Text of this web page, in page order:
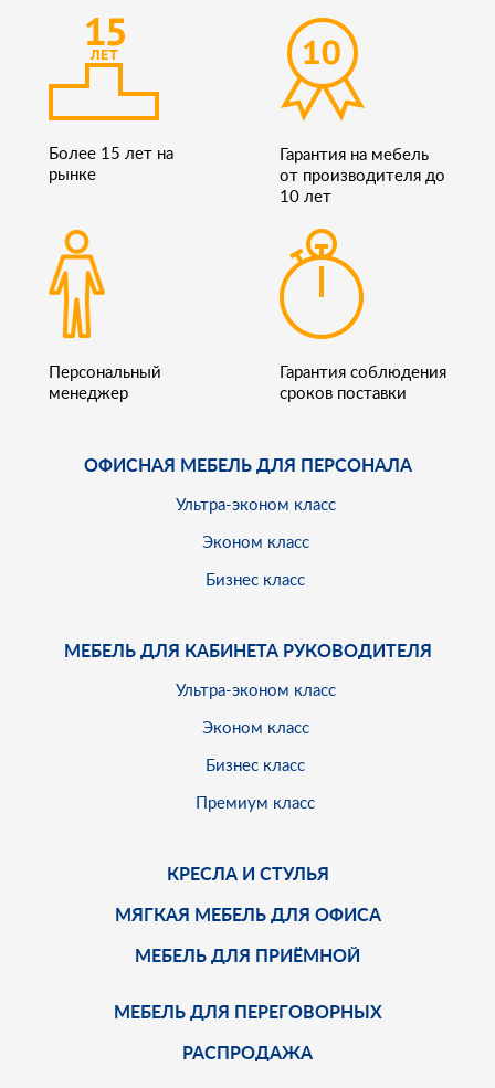
Более 15 лет на
рынке
Гарантия на мебель
от производителя до
10 лет
Персональный
менеджер
Гарантия соблюдения
сроков поставки
ОФИСНАЯ МЕБЕЛЬ ДЛЯ ПЕРСОНАЛА
Ультра-эконом класс
Эконом класс
Бизнес класс
МЕБЕЛЬ ДЛЯ КАБИНЕТА РУКОВОДИТЕЛЯ
Ультра-эконом класс
Эконом класс
Бизнес класс
Премиум класс
КРЕСЛА И СТУЛЬЯ
МЯГКАЯ МЕБЕЛЬ ДЛЯ ОФИСА
МЕБЕЛЬ ДЛЯ ПРИЁМНОЙ
МЕБЕЛЬ ДЛЯ ПЕРЕГОВОРНЫХ
РАСПРОДАЖА